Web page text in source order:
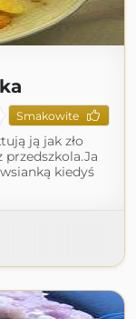
Smakowite
ją jak zło
kiedyś